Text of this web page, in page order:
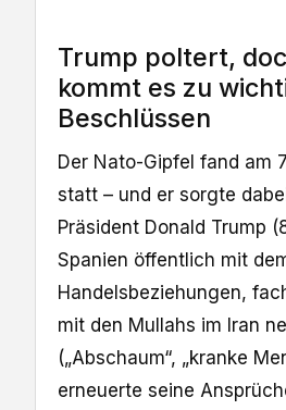
Trump poltert,
kommt es zu
Beschlüssen
Der Nato-Gipfel fand am
statt – und er sorgte
Präsident Donald Trump
Spanien öffentlich mit
Handelsbeziehungen,
mit den Mullahs im Iran
(„Abschaum“, „kranke
erneuerte seine